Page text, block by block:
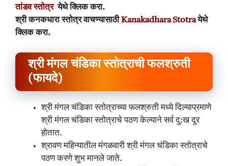
तांडव स्तोत्रयेथे क्लिक करा.
श्री कनकधारा स्तोत्र वाचण्यासाठीKanakadhara Stotraयेथे
क्लिक करा.
श्री मंगल चंडिका स्तोत्राची फलश्रुती
(फायदे)
श्री मंगल चंडिका स्तोत्राच्या फलश्रुती मध्ये दिल्याप्रमाणे
श्री मंगल चंडिका स्तोत्राचे पठण केल्याने सर्व दु:ख दूर
होतात.
श्रावण महिन्यातील मंगळवारी श्री मंगल चंडिका स्तोत्राचे
पठण करणे शुभ मानले जाते.